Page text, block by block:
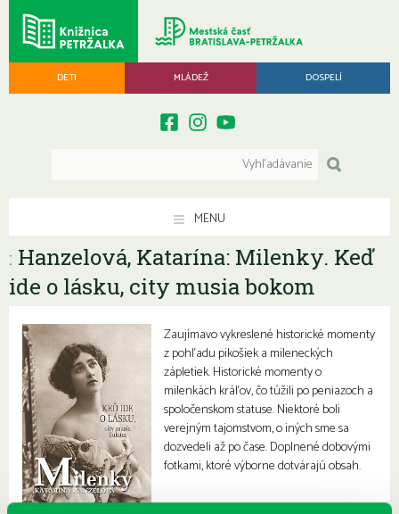
DETI MLÁDEŽ DOSPELÍ
MENU
: Hanzelová, Katarína: Milenky. Keď
ide o lásku, city musia bokom
Zaujímavo vykreslené historické momenty
z pohľadu pikošiek a mileneckých
zápletiek. Historické momenty o
milenkách kráľov, čo túžili po peniazoch a
spoločenskom statuse. Niektoré boli
verejným tajomstvom, o iných sme sa
dozvedeli až po čase. Doplnené dobovými
fotkami, ktoré výborne dotvárajú obsah.